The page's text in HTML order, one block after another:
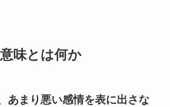
味とは何か
あまり悪い感情を表に出さな